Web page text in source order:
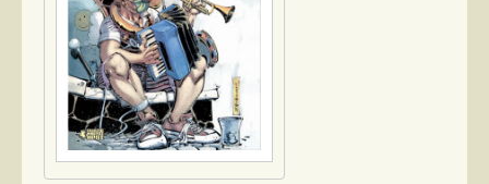
Σειρές
Ταινίες
Βιβλία
Video News
Καλλιτέχνες